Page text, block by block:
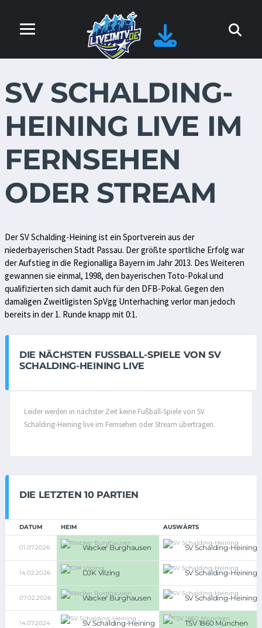
SV SCHALDING-
HEINING LIVE IM
FERNSEHEN
ODER STREAM
Der SV Schalding-Heining ist ein Sportverein aus der
niederbayerischen Stadt Passau. Der größte sportliche Erfolg war
der Aufstieg in die Regionalliga Bayern im Jahr 2013. Des Weiteren
gewannen sie einmal, 1998, den bayerischen Toto-Pokal und
qualifizierten sich damit auch für den DFB-Pokal. Gegen den
damaligen Zweitligisten SpVgg Unterhaching verlor man jedoch
bereits in der 1. Runde knapp mit 0:1.
DIE NÄCHSTEN FUSSBALL-SPIELE VON SV S
CHALDING-HEINING LIVE
Leider werden in nächster Zeit keine Fußball-Spiele von SV
Schalding-Heining live im Fernsehen oder Stream übertragen.
DIE LETZTEN 10 PARTIEN
DATUM HEIM AUSWÄRTS
01.07.2026 Wacker Burghausen SV Schalding-Heining
14.02.2026 DJK Vilzing SV Schalding-Heining
07.02.2026 Wacker Burghausen SV Schalding-Heining
14.07.2024 SV Schalding-Heining TSV 1860 München